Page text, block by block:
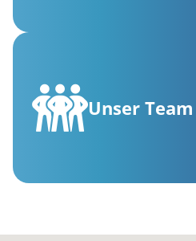
Unser Team